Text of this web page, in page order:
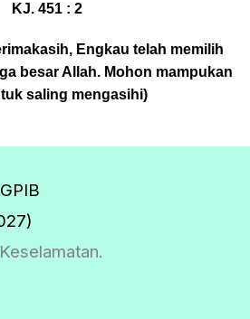
KJ. 451 : 2
Engkau telah memilih
besar Allah. Mohon mampukan
saling mengasihi)